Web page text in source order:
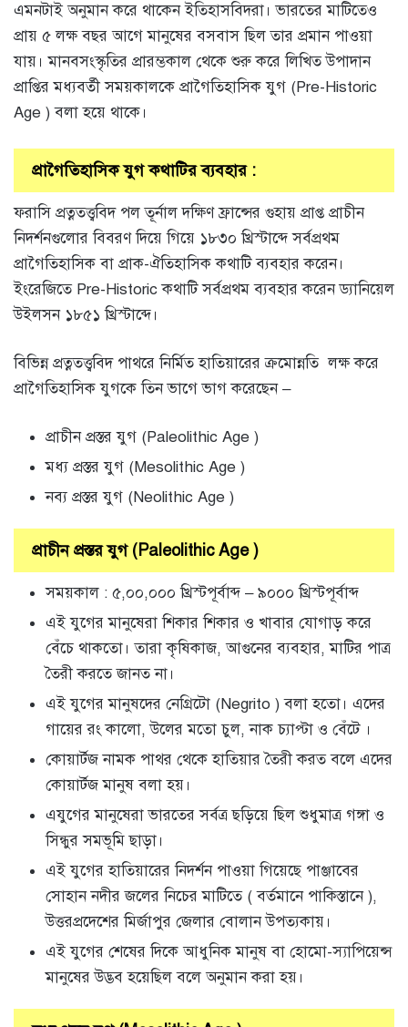
এমনটাই অনুমান করে থাকেন ইতিহাসবিদরা। ভারতের মাটিতেও
প্রায় ৫ লক্ষ বছর আগে মানুষের বসবাস ছিল তার প্রমান পাওয়া
যায়। মানবসংস্কৃতির প্রারম্ভকাল থেকে শুরু করে লিখিত উপাদান
প্রাপ্তির মধ্যবর্তী সময়কালকে প্রাগৈতিহাসিক যুগ (Pre-Historic
Age ) বলা হয়ে থাকে।
প্রাগৈতিহাসিক যুগ কথাটির ব্যবহার :
ফরাসি প্রত্নতত্ত্ববিদ পল তূর্নাল দক্ষিণ ফ্রান্সের গুহায় প্রাপ্ত প্রাচীন
নিদর্শনগুলোর বিবরণ দিয়ে গিয়ে ১৮৩০ খ্রিস্টাব্দে সর্বপ্রথম
প্রাগৈতিহাসিক বা প্রাক-ঐতিহাসিক কথাটি ব্যবহার করেন।
ইংরেজিতে Pre-Historic কথাটি সর্বপ্রথম ব্যবহার করেন ড্যানিয়েল
উইলসন ১৮৫১ খ্রিস্টাব্দে।
বিভিন্ন প্রত্নতত্ত্ববিদ পাথরে নির্মিত হাতিয়ারের ক্রমোন্নতি লক্ষ করে
প্রাগৈতিহাসিক যুগকে তিন ভাগে ভাগ করেছেন –
প্রাচীন প্রস্তর যুগ (Paleolithic Age )
মধ্য প্রস্তর যুগ (Mesolithic Age )
নব্য প্রস্তর যুগ (Neolithic Age )
প্রাচীন প্রস্তর যুগ (Paleolithic Age )
সময়কাল : ৫,০০,০০০ খ্রিস্টপূর্বাব্দ – ৯০০০ খ্রিস্টপূর্বাব্দ
এই যুগের মানুষেরা শিকার শিকার ও খাবার যোগাড় করে
বেঁচে থাকতো। তারা কৃষিকাজ, আগুনের ব্যবহার, মাটির পাত্র
তৈরী করতে জানত না।
এই যুগের মানুষদের নেগ্রিটো (Negrito ) বলা হতো। এদের
গায়ের রং কালো, উলের মতো চুল, নাক চ্যাপ্টা ও বেঁটে ।
কোয়ার্টজ নামক পাথর থেকে হাতিয়ার তৈরী করত বলে এদের
কোয়ার্টজ মানুষ বলা হয়।
এযুগের মানুষেরা ভারতের সর্বত্র ছড়িয়ে ছিল শুধুমাত্র গঙ্গা ও
সিন্ধুর সমভূমি ছাড়া।
এই যুগের হাতিয়ারের নিদর্শন পাওয়া গিয়েছে পাঞ্জাবের
সোহান নদীর জলের নিচের মাটিতে ( বর্তমানে পাকিস্তানে ),
উত্তরপ্রদেশের মির্জাপুর জেলার বোলান উপত্যকায়।
এই যুগের শেষের দিকে আধুনিক মানুষ বা হোমো-স্যাপিয়েন্স
মানুষের উদ্ভব হয়েছিল বলে অনুমান করা হয়।